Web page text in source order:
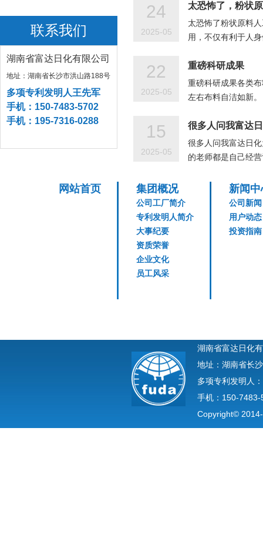
联系我们
湖南省富达日化有限公司
地址：湖南省长沙市洪山路188号
多项专利发明人王先军
手机：150-7483-5702
手机：195-7316-0288
24
2025-05
太恐怖了，粉状
太恐怖了粉状原料
用，不仅有利于人
22
2025-05
重磅科研成果
重磅科研成果各类
左右布料自洁如新。
15
2025-05
很多人问我富达
很多人问我富达日
的老师都是自己经
网站首页 集团概况
公司工厂简介
专利发明人简介
大事纪要
资质荣誉
企业文化
员工风采
新闻中
公司新闻
用户动态
投资指南
湖南省富达日化
地址：湖南省长
多项专利发明人
手机：150-
Copyright©